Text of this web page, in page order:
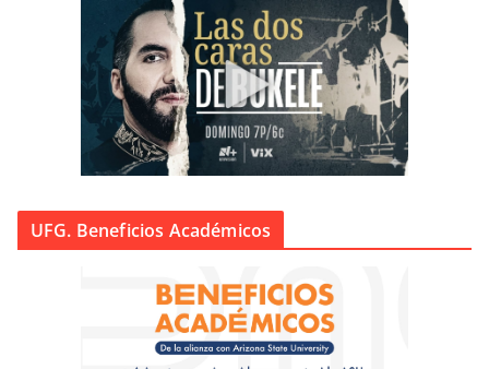
UFG. Beneficios Académicos